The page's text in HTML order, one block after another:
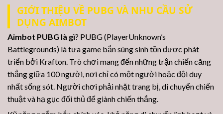
GIỚI THIỆU VỀ PUBG VÀ NHU CẦU SỬ
DỤNG AIMBOT
Aimbot PUBG là gì? PUBG (PlayerUnknown’s
Battlegrounds) là tựa game bắn súng sinh tồn được phát
triển bởi Krafton. Trò chơi mang đến những trận chiến căng
thẳng giữa 100 người, nơi chỉ có một người hoặc đội duy
nhất sống sót. Người chơi phải nhặt trang bị, di chuyển chiến
thuật và hạ gục đối thủ để giành chiến thắng.